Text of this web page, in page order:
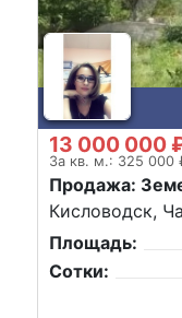
13 000 000
За кв. м.: 325 000
Продажа:
Кисловодск,
Площадь:
Сотки: